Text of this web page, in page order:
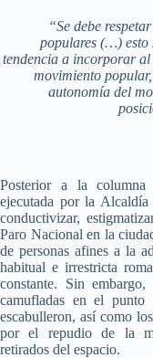
“Se debe
populares (…) esto
tendencia a incorporar
movimiento
autonomía del
Posterior a la
ejecutada por la
conductivizar,
Paro Nacional en la
de personas afines a la
habitual e irrestricta
constante. Sin
camufladas en el
escabulleron, así como
por el repudio de la
retirados del espacio.